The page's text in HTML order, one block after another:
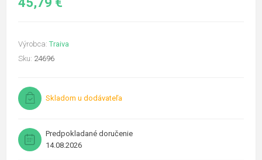
Výrobca: Traiva
Sku: 24696
Skladom u dodávateľa
Predpokladané doručenie
14.08.2026